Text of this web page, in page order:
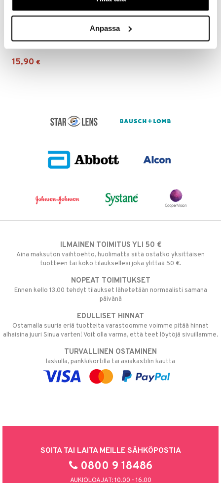
Anpassa
ALCON
15,90 €
ILMAINEN TOIMITUS YLI 50 €
Aina maksuton vaihtoehto, huolimatta siitä ostatko yksittäisen
tuotteen tai koko tilauksellesi joka ylittää 50 €.
NOPEAT TOIMITUKSET
Ennen kello 13.00 tehdyt tilaukset lähetetään normaalisti samana
päivänä
EDULLISET HINNAT
Ostamalla suuria eriä tuotteita varastoomme voimme pitää hinnat
alhaisina juuri Sinua varten! Voit olla varma, että teet löytöjä sivuillamme.
TURVALLINEN OSTAMINEN
laskulla, pankkikortilla tai asiakastilin kautta
SOITA TAI LAITA MEILLE SÄHKÖPOSTIA
0800 9 18486
AUKIOLOAJAT: 10.00 - 16.00